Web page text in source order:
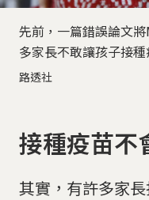
先前，一篇錯誤論文
多家長不敢讓孩子接種
路透社
接種疫苗不
其實，有許多家